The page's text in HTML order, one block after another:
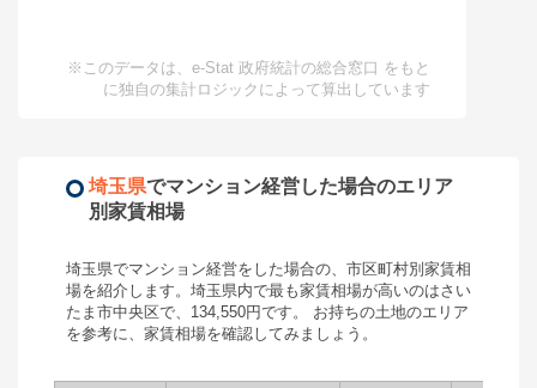
※このデータは、e-Stat 政府統計の総合窓口 をもと
に独自の集計ロジックによって算出しています
埼玉県でマンション経営した場合のエリア
別家賃相場
埼玉県でマンション経営をした場合の、市区町村別家賃相
場を紹介します。 埼玉県内で最も家賃相場が高いのはさい
たま市中央区で、 134,550円です。 お持ちの土地のエリア
を参考に、家賃相場を確認してみましょう。